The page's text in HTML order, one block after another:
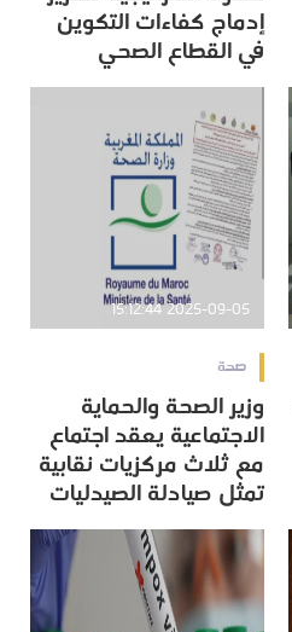
إدماج كفاءات التكوين
في القطاع الصحي
2025-09-05 15:12:44
صحة
وزير الصحة والحماية
الاجتماعية يعقد اجتماع
مع ثلاث مركزيات نقابية
تمثل صيادلة الصيدليات